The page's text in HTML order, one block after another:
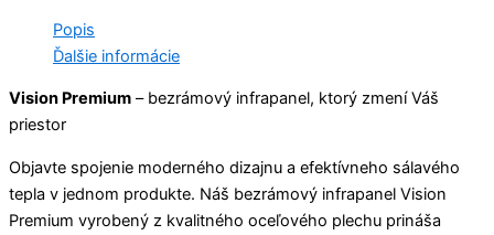
Popis
Ďalšie informácie
Vision Premium – bezrámový infrapanel, ktorý zmení Váš
priestor
Objavte spojenie moderného dizajnu a efektívneho sálavého
tepla v jednom produkte. Náš bezrámový infrapanel Vision
Premium vyrobený z kvalitného oceľového plechu prináša